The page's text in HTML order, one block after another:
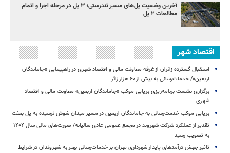
آخرین وضعیت پل‌های مسیر تندرستی؛ ۳ پل در مرحله اجرا و اتمام
مطالعات ۲ پل
اقتصاد شهر
استقبال گسترده زائران از غرفه معاونت مالی و اقتصاد شهری در راهپیمایی «جاماندگان
اربعین»/ خدمات‌رسانی به بیش از ۶۰ هزار زائر
برگزاری نشست برنامه‌ریزی برپایی موکب «جاماندگان اربعین» معاونت مالی و اقتصاد
شهری
برپایی موکب خدمت‌رسانی به جاماندگان اربعین در مسیر میدان شوش نرسیده به پل بعثت
تقدیر از عملکرد شرکت شهروند در مجمع عمومی عادی سالیانه/ صورت‌های مالی سال ۱۴۰۴
به تصویب رسید
تاثیر جهش درآمدهای پایدار شهرداری تهران بر خدمات‌رسانی بهتر به شهروندان در شرایط